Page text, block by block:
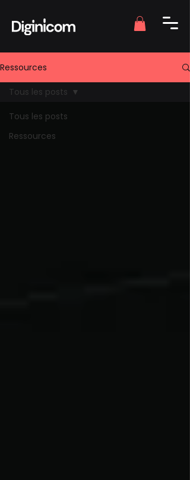
Ressources
Tous les posts
Ressources
Tous les posts